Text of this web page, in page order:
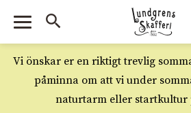
Vi önskar er en riktigt trevlig
påminna om att vi under
naturtarm eller startkultur